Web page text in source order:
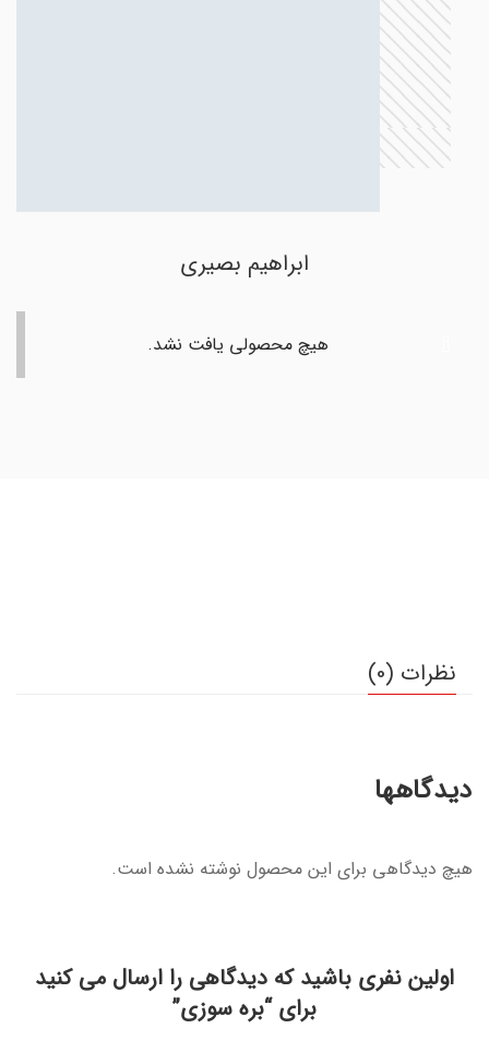
ابراهیم بصیری
هیچ محصولی یافت نشد.
نظرات (0)
دیدگاهها
هیچ دیدگاهی برای این محصول نوشته نشده است.
اولین نفری باشید که دیدگاهی را ارسال می کنید
برای “بره سوزی”